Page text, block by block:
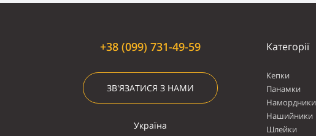
+38 (099) 731-49-59
ЗВ'ЯЗАТИСЯ З НАМИ
Україна
Категорії
Кепки
Панамки
Намордники
Нашийники
Шлейки